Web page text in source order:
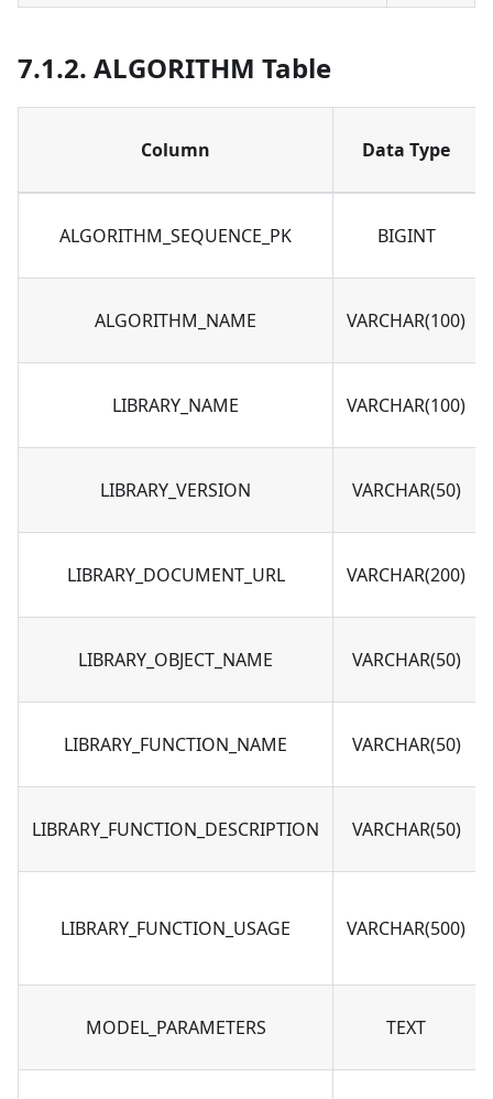
7.1.2. ALGORITHM Table
Column Data Type
ALGORITHM_SEQUENCE_PK BIGINT
ALGORITHM_NAME VARCHAR(100)
LIBRARY_NAME VARCHAR(100)
LIBRARY_VERSION VARCHAR(50)
LIBRARY_DOCUMENT_URL VARCHAR(200)
LIBRARY_OBJECT_NAME VARCHAR(50)
LIBRARY_FUNCTION_NAME VARCHAR(50)
LIBRARY_FUNCTION_DESCRIPTION VARCHAR(50)
LIBRARY_FUNCTION_USAGE VARCHAR(500)
MODEL_PARAMETERS TEXT